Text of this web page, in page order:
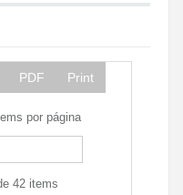
PDF Print
por página
42 items